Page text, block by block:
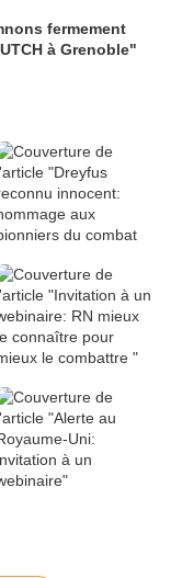
fermement
à Grenoble"